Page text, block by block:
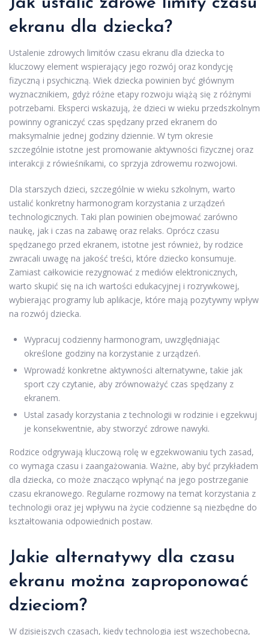
ekranu dla dziecka?
Ustalenie zdrowych limitów czasu ekranu dla dziecka to
kluczowy element wspierający jego rozwój oraz kondycję
fizyczną i psychiczną. Wiek dziecka powinien być głównym
wyznacznikiem, gdyż różne etapy rozwoju wiążą się z różnymi
potrzebami. Eksperci wskazują, że dzieci w wieku przedszkolnym
powinny ograniczyć czas spędzany przed ekranem do
maksymalnie jednej godziny dziennie. W tym okresie
szczególnie istotne jest promowanie aktywności fizycznej oraz
interakcji z rówieśnikami, co sprzyja zdrowemu rozwojowi.
Dla starszych dzieci, szczególnie w wieku szkolnym, warto
ustalić konkretny harmonogram korzystania z urządzeń
technologicznych. Taki plan powinien obejmować zarówno
naukę, jak i czas na zabawę oraz relaks. Oprócz czasu
spędzanego przed ekranem, istotne jest również, by rodzice
zwracali uwagę na jakość treści, które dziecko konsumuje.
Zamiast całkowicie rezygnować z mediów elektronicznych,
warto skupić się na ich wartości edukacyjnej i rozrywkowej,
wybierając programy lub aplikacje, które mają pozytywny wpływ
na rozwój dziecka.
Wypracuj codzienny harmonogram, uwzględniając
określone godziny na korzystanie z urządzeń.
Wprowadź konkretne aktywności alternatywne, takie jak
sport czy czytanie, aby zrównoważyć czas spędzany z
ekranem.
Ustal zasady korzystania z technologii w rodzinie i egzekwuj
je konsekwentnie, aby stworzyć zdrowe nawyki.
Rodzice odgrywają kluczową rolę w egzekwowaniu tych zasad,
co wymaga czasu i zaangażowania. Ważne, aby być przykładem
dla dziecka, co może znacząco wpłynąć na jego postrzeganie
czasu ekranowego. Regularne rozmowy na temat korzystania z
technologii oraz jej wpływu na życie codzienne są niezbędne do
kształtowania odpowiednich postaw.
Jakie alternatywy dla czasu
ekranu można zaproponować
dzieciom?
W dzisiejszych czasach, kiedy technologia jest wszechobecna,